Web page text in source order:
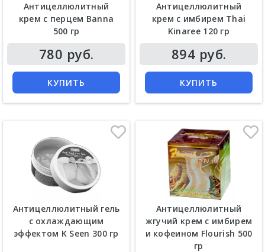
Антицеллюлитный
крем с перцем Banna
500 гр
780 руб.
КУПИТЬ
Антицеллюлитный
крем с имбирем Thai
Kinaree 120 гр
894 руб.
КУПИТЬ
Антицеллюлитный гель
с охлаждающим
эффектом K Seen 300 гр
Антицеллюлитный
жгучий крем с имбирем
и кофеином Flourish 500
гр